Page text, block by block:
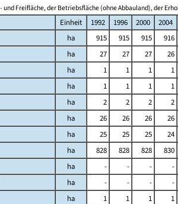
Freifläche, der Betriebsfläche (ohne Abbauland), der
Einheit 1992 1996 2000 2004
ha 915 915 915 916
ha 27 27 27 26
ha 1 1 1 1
ha 1 1 1 1
ha 2 2 2 2
ha 26 26 26 26
ha 25 25 25 24
ha 828 828 828 830
ha - - - -
ha - - - -
ha 1 1 1 1